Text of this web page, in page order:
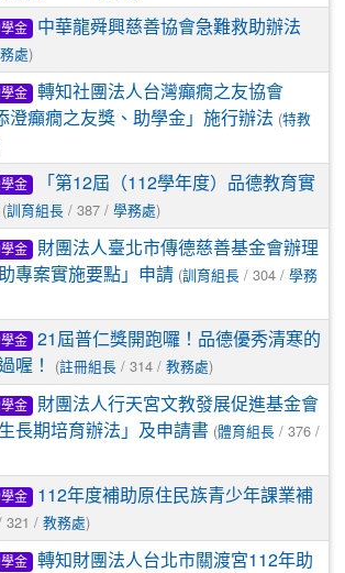
金 中華龍舜興慈善協會急難救助辦法
處)
金
轉知社團法人台灣癲癇之友協會
澄癲癇之友獎、助學金」施行辦法 (特教
金
「第12屆（112學年度）品德教育實
(訓育組長 / 387 / 學務處)
金
財團法人臺北市傳德慈善基金會辦理
專案實施要點」申請 (訓育組長 / 304 / 學務
金
21屆普仁獎開跑囉！品德優秀清寒的
喔！
(註冊組長 / 314 / 教務處)
金
財團法人行天宮文教發展促進基金會
長期培育辦法」及申請書 (體育組長 / 376 /
金
112年度補助原住民族青少年課業補
321 / 教務處)
金
轉知財團法人台北市關渡宮112年助